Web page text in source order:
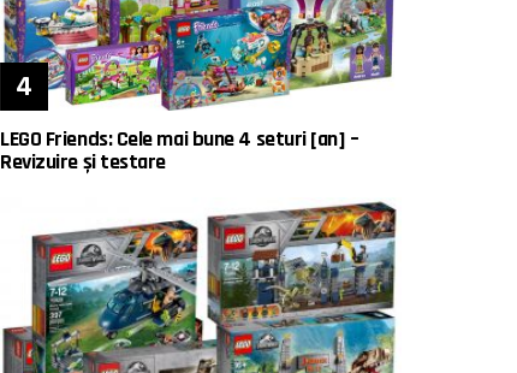
LEGO Friends: Cele mai bune 4 seturi [an] –
Revizuire și testare